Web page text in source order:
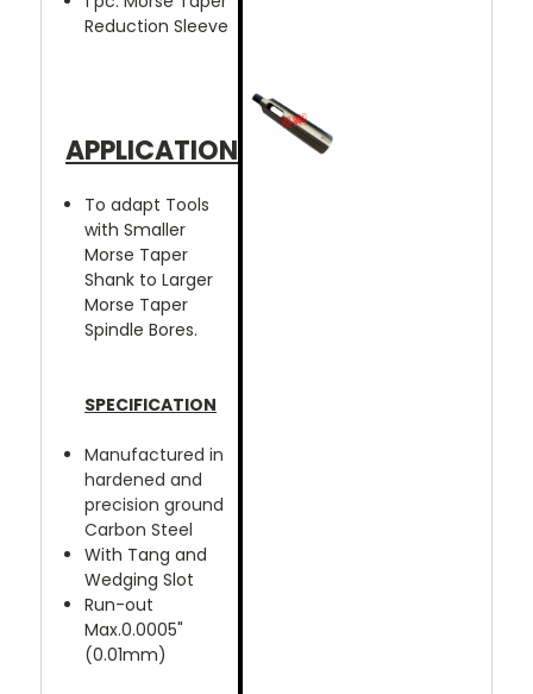
Reduction Sleeve
APPLICATION
To adapt Tools
with Smaller
Morse Taper
Shank to Larger
Morse Taper
Spindle Bores.
SPECIFICATION
Manufactured in
hardened and
precision ground
Carbon Steel
With Tang and
Wedging Slot
Run-out
Max.0.0005"
(0.01mm)